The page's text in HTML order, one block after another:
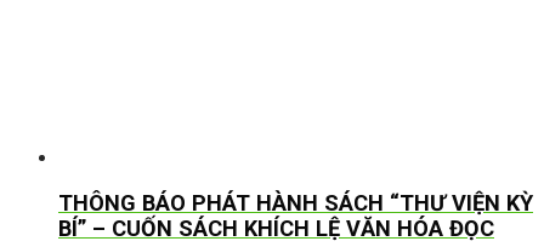
THÔNG BÁO PHÁT HÀNH SÁCH “THƯ VIỆN KỲ
BÍ” – CUỐN SÁCH KHÍCH LỆ VĂN HÓA ĐỌC